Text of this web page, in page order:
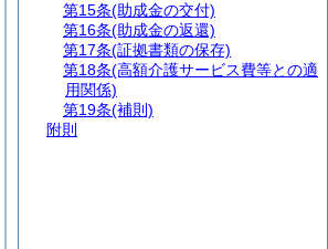
第15条(助成金の交付)
第16条(助成金の返還)
第17条(証拠書類の保存)
第18条(高額介護サービス費等との適
用関係)
第19条(補則)
附則